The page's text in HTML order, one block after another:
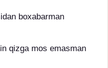
boxabarman
qizga mos emasman